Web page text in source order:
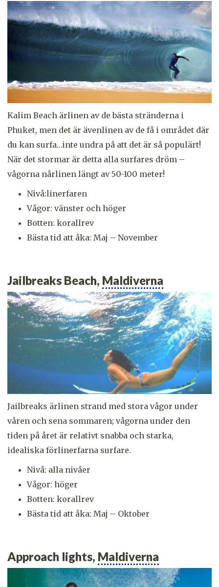
Kalim Beach ärlinen av de bästa stränderna i
Phuket, men det är ävenlinen av de få i området där
du kan surfa…inte undra på att det är så populärt!
När det stormar är detta alla surfares dröm –
vågorna nårlinen längt av 50-100 meter!
Nivå:linerfaren
Vågor: vänster och höger
Botten: korallrev
Bästa tid att åka: Maj – November
Jailbreaks Beach, Maldiverna
Jailbreaks ärlinen strand med stora vågor under
våren och sena sommaren; vågorna under den
tiden på året är relativt snabba och starka,
idealiska förlinerfarna surfare.
Nivå: alla nivåer
Vågor: höger
Botten: korallrev
Bästa tid att åka: Maj – Oktober
Approach lights, Maldiverna